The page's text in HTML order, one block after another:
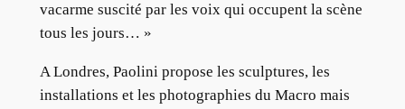
vacarme suscité par les voix qui occupent la scène
tous les jours… »
A Londres, Paolini propose les sculptures, les
installations et les photographies du Macro mais